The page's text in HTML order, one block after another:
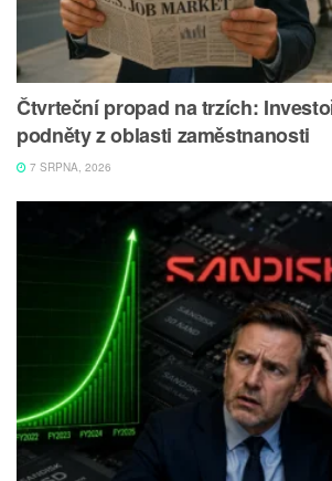
Čtvrteční propad na trzích:
podněty z oblasti zaměstnanosti
7 SRPNA, 2026